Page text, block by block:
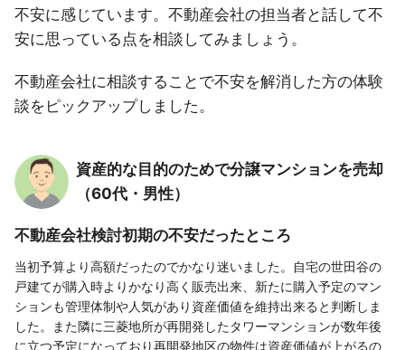
不安に感じています。不動産会社の担当者と話して不
安に思っている点を相談してみましょう。
不動産会社に相談することで不安を解消した方の体験
談をピックアップしました。
資産的な目的のためで分譲マンションを売却
（60代・男性）
不動産会社検討初期の不安だったところ
当初予算より高額だったのでかなり迷いました。自宅の世田谷の
戸建てが購入時よりかなり高く販売出来、新たに購入予定のマン
ションも管理体制や人気があり資産価値を維持出来ると判断しま
した。また隣に三菱地所が再開発したタワーマンションが数年後
に立つ予定になっており再開発地区の物件は資産価値が上がるの